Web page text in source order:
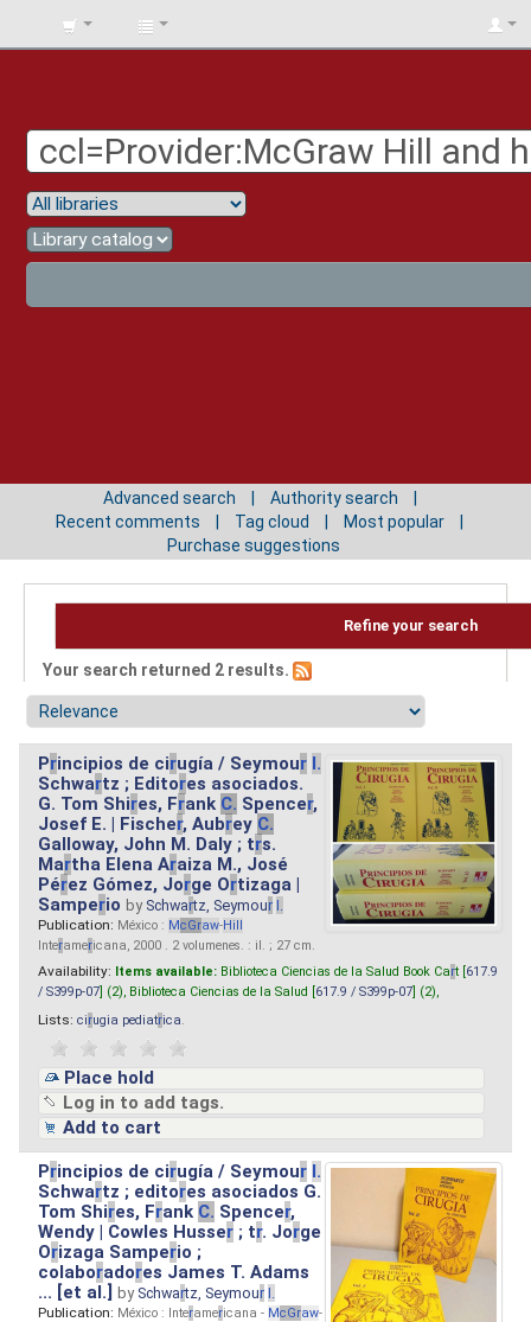
BIBLIOTECA
Advanced search
Authority search
Recent comments
Tag cloud
Most popular
Purchase suggestions
Refine your search
Your search returned 2 results.
Principios de cirugía / Seymour I.
Schwartz ; Editores asociados.
G. Tom Shires, Frank C. Spencer,
Josef E. | Fischer, Aubrey C.
Galloway, John M. Daly ; trs.
Martha Elena Araiza M., José
Pérez Gómez, Jorge Ortizaga |
Samperio by Schwartz, Seymour I.
Publication: México : McGraw-Hill
Interamericana, 2000 . 2 volumenes. : il. ; 27 cm.
Availability: Items available: Biblioteca Ciencias de la Salud Book Cart [ 617.9
/ S399p-07 ] (2), Biblioteca Ciencias de la Salud [ 617.9 / S399p-07 ] (2),
Lists: cirugia pediatrica
Place hold
Log in to add tags.
Add to cart
Principios de cirugía / Seymour I.
Schwartz ; editores asociados G.
Tom Shires, Frank C. Spencer,
Wendy | Cowles Husser ; tr. Jorge
Orizaga Samperio ;
colaboradores James T. Adams
... [et al.]by Schwartz, Seymour I.
Publication: México : Interamericana - McGraw-